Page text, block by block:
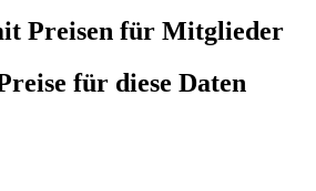
Preisen für Mitglieder
für diese Daten